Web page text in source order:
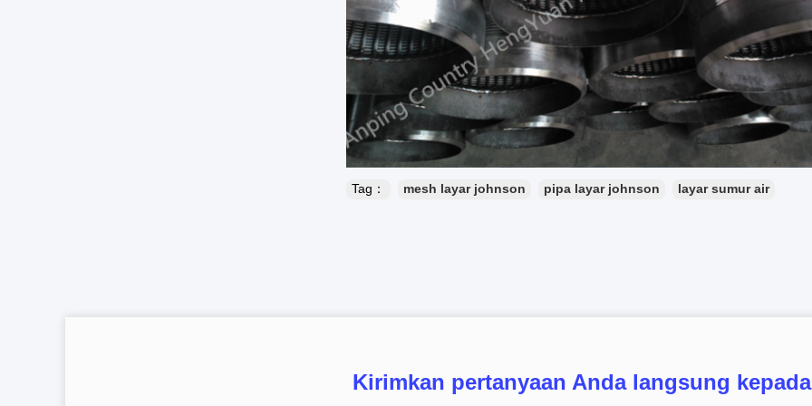
Tag： mesh layar johnson pipa layar johnson layar sumur air
Kirimkan pertanyaan Anda langsung